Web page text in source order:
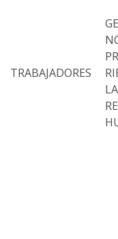
TRABAJADORES